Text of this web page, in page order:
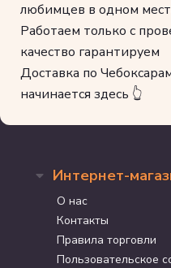
любимцев в одном
Работаем только с
качество гарантируем
Доставка по
начинается здесь 👆
Интернет-
О нас
Контакты
Правила торговли
Пользовательское